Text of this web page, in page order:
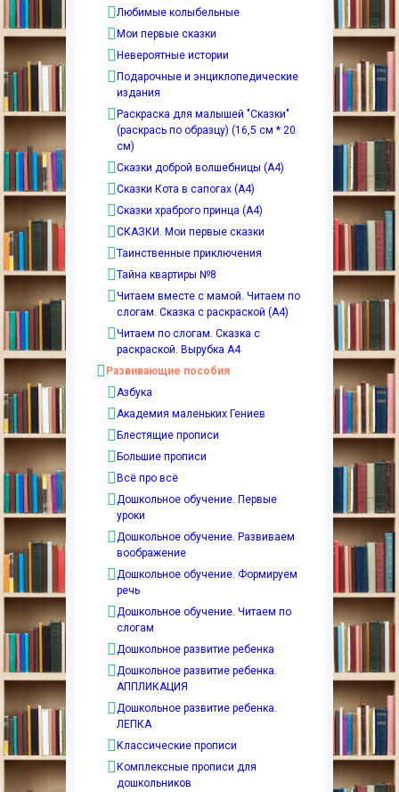
Любимые колыбельные
Мои первые сказки
Невероятные истории
Подарочные и энциклопедические
издания
Раскраска для малышей "Сказки"
(раскрась по образцу) (16,5 см * 20
см)
Сказки доброй волшебницы (А4)
Сказки Кота в сапогах (А4)
Сказки храброго принца (А4)
СКАЗКИ. Мои первые сказки
Таинственные приключения
Тайна квартиры №8
Читаем вместе с мамой. Читаем по
слогам. Сказка с раскраской (А4)
Читаем по слогам. Сказка с
раскраской. Вырубка А4
Развивающие пособия
Азбука
Академия маленьких Гениев
Блестящие прописи
Большие прописи
Всё про всё
Дошкольное обучение. Первые
уроки
Дошкольное обучение. Развиваем
воображение
Дошкольное обучение. Формируем
речь
Дошкольное обучение. Читаем по
слогам
Дошкольное развитие ребенка
Дошкольное развитие ребенка.
АППЛИКАЦИЯ
Дошкольное развитие ребенка.
ЛЕПКА
Классические прописи
Комплексные прописи для
дошкольников